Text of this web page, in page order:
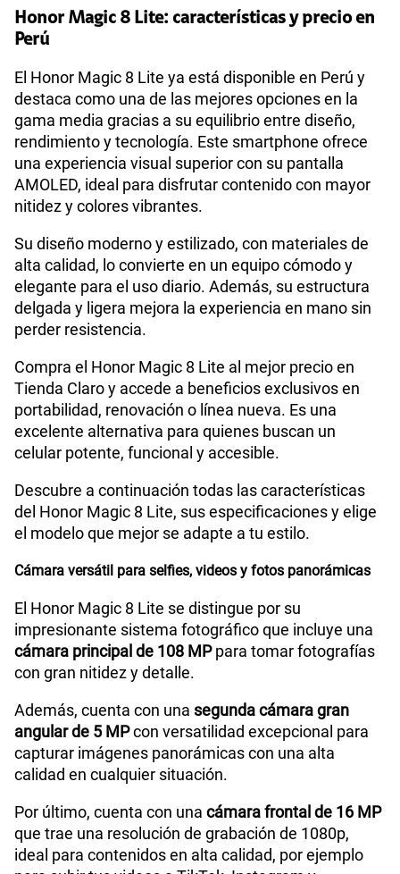
Paga solo
Paga solo
S/56.90
Paga solo
75 GBen alta velocidad
Ver menos planes
Procesador Qualcomm Snapdragon 6 Gen 4
Tamaño de Pantalla 6.79
WiFI
Peso
Bluetooth
Cámara de fotos Principal
Cámara de fotos Frontal
Radio FM
Capacidad Memoria Externa
Capacidad Memoria Interna 512 GB
Capacidad Memoria RAM 8GB + HONOR RAM Turbo 8GB
Honor Magic 8 Lite: características y precio en
Perú
El Honor Magic 8 Lite ya está disponible en Perú y
destaca como una de las mejores opciones en la
gama media gracias a su equilibrio entre diseño,
rendimiento y tecnología. Este smartphone ofrece
una experiencia visual superior con su pantalla
AMOLED, ideal para disfrutar contenido con mayor
nitidez y colores vibrantes.
Su diseño moderno y estilizado, con materiales de
alta calidad, lo convierte en un equipo cómodo y
elegante para el uso diario. Además, su estructura
delgada y ligera mejora la experiencia en mano sin
perder resistencia.
Compra el Honor Magic 8 Lite al mejor precio en
Tienda Claro y accede a beneficios exclusivos en
portabilidad, renovación o línea nueva. Es una
excelente alternativa para quienes buscan un
celular potente, funcional y accesible.
Descubre a continuación todas las características
del Honor Magic 8 Lite, sus especificaciones y elige
el modelo que mejor se adapte a tu estilo.
Cámara versátil para selfies, videos y fotos panorámicas
El Honor Magic 8 Lite se distingue por su
impresionante sistema fotográfico que incluye una
cámara principal de 108 MPpara tomar fotografías
con gran nitidez y detalle.
Además, cuenta con una segunda cámara gran
angular de 5 MPcon versatilidad excepcional para
capturar imágenes panorámicas con una alta
calidad en cualquier situación.
Por último, cuenta con una cámara frontal de 16 MP
que trae una resolución de grabación de 1080p,
ideal para contenidos en alta calidad, por ejemplo